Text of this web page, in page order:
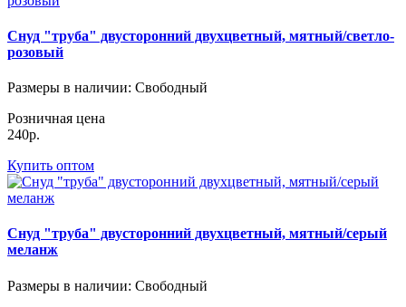
Снуд "труба" двусторонний двухцветный, мятный/светло-
розовый
Размеры в наличии: Свободный
Розничная цена
240р.
Купить оптом
Снуд "труба" двусторонний двухцветный, мятный/серый
меланж
Размеры в наличии: Свободный